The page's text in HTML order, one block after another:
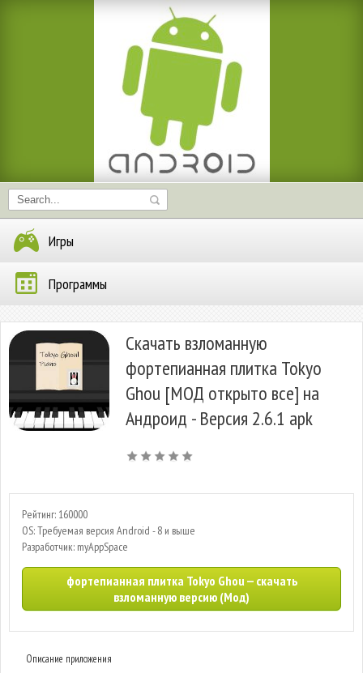
Игры
Программы
Скачать взломанную
фортепианная плитка Tokyo
Ghou [МОД открыто все] на
Андроид - Версия 2.6.1 apk
Рейтинг: 160000
OS: Требуемая версия Android - 8 и выше
Разработчик: myAppSpace
фортепианная плитка Tokyo Ghou — скачать
взломанную версию (Мод)
Описание приложения